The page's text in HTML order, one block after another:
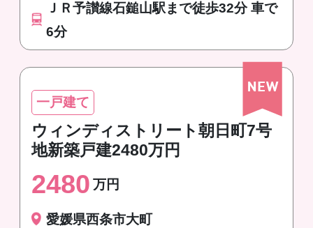
ＪＲ予讃線石鎚山駅まで徒歩32分 車で
6分
一戸建て
ウィンディストリート朝日町7号
地新築戸建2480万円
2480 万円
愛媛県西条市大町